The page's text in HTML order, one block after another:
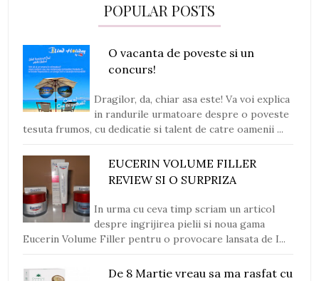
POPULAR POSTS
O vacanta de poveste si un
concurs!
Dragilor, da, chiar asa este! Va voi explica
in randurile urmatoare despre o poveste
tesuta frumos, cu dedicatie si talent de catre oamenii ...
EUCERIN VOLUME FILLER
REVIEW SI O SURPRIZA
In urma cu ceva timp scriam un articol
despre ingrijirea pielii si noua gama
Eucerin Volume Filler pentru o provocare lansata de I...
De 8 Martie vreau sa ma rasfat cu